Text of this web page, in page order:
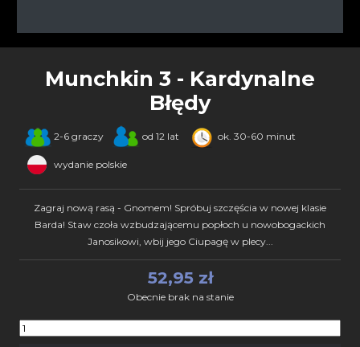
Munchkin 3 - Kardynalne
Błędy
2-6 graczy od 12 lat ok. 30-60 minut
wydanie polskie
Zagraj nową rasą - Gnomem! Spróbuj szczęścia w nowej klasie
Barda! Staw czoła wzbudzającemu popłoch u nowobogackich
Janosikowi, wbij jego Ciupagę w plecy...
52,95 zł
Obecnie brak na stanie